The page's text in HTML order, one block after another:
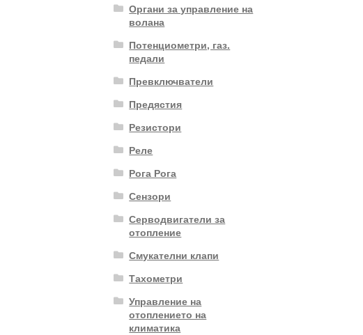
Органи за управление на
волана
Потенциометри, газ.
педали
Превключватели
Предястия
Резистори
Реле
Рога Рога
Сензори
Серводвигатели за
отопление
Смукателни клапи
Тахометри
Управление на
отоплението на
климатика